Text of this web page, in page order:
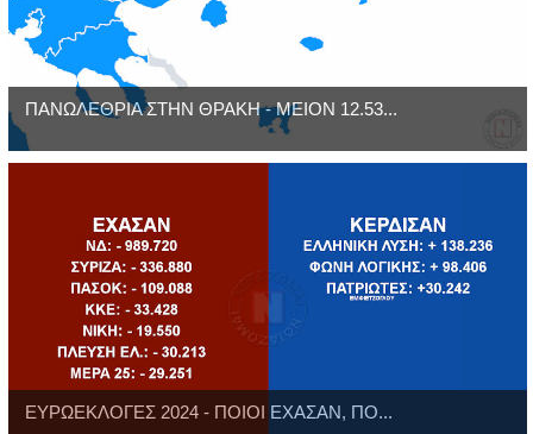
ΠΑΝΩΛΕΘΡΙΑ ΣΤΗΝ ΘΡΑΚΗ - ΜΕΙΟΝ 12.53...
ΕΥΡΩΕΚΛΟΓΕΣ 2024 - ΠΟΙΟΙ ΕΧΑΣΑΝ, ΠΟ...